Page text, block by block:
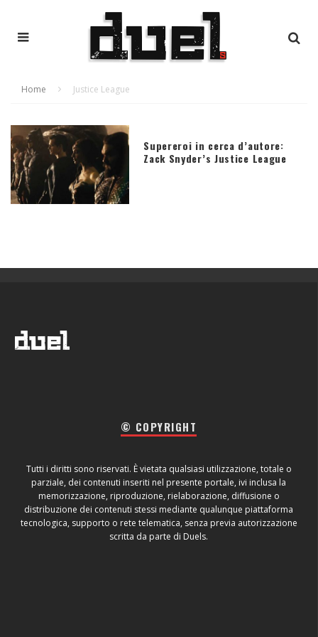
Home Justice League
Supereroi in cerca d’autore:
Zack Snyder’s Justice League
© COPYRIGHT
Tutti i diritti sono riservati. È vietata qualsiasi utilizzazione, totale o
parziale, dei contenuti inseriti nel presente portale, ivi inclusa la
memorizzazione, riproduzione, rielaborazione, diffusione o
distribuzione dei contenuti stessi mediante qualunque piattaforma
tecnologica, supporto o rete telematica, senza previa autorizzazione
scritta da parte di Duels.